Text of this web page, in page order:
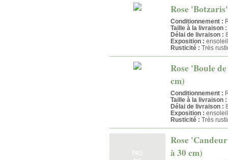
Rose
Conditionnement :
Taille à la livraison :
Délai de livraison :
Exposition :
Rusticité : Très
Rose 'Boule
cm)
Conditionnement :
Taille à la livraison :
Délai de livraison :
Exposition :
Rusticité : Très
Rose
à 30 cm)